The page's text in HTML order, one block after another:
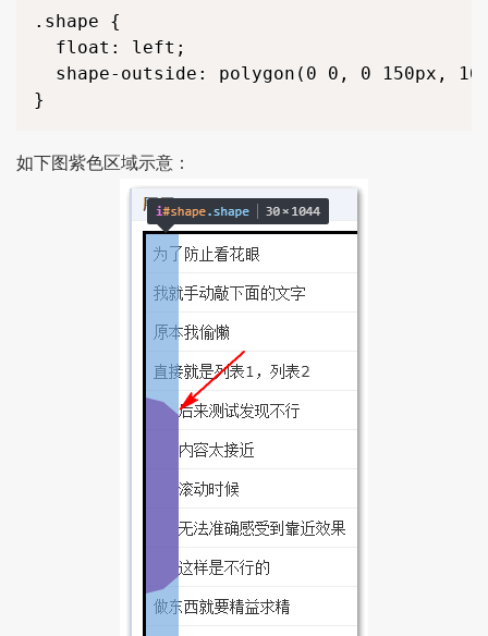
.shape {
  float: left;
shape-outside: polygon(0 0, 0 150px,
}
如下图紫色区域示意：